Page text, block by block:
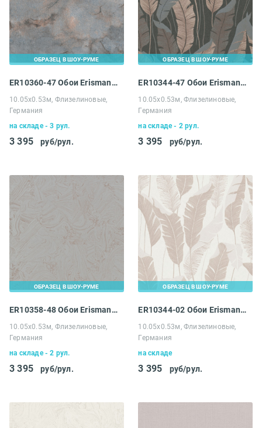
ОБРАЗЕЦ В ШОУ-РУМЕ
ER10360-47 Обои Erismann 4 Earth Melissa
10.05х0.53м, Флизелиновые,
Германия
на складе - 3 рул.
3 395 руб/рул.
ОБРАЗЕЦ В ШОУ-РУМЕ
ER10344-47 Обои Erismann 4 Earth Melissa
10.05х0.53м, Флизелиновые,
Германия
на складе - 2 рул.
3 395 руб/рул.
ОБРАЗЕЦ В ШОУ-РУМЕ
ER10358-48 Обои Erismann 4 Earth Melissa
10.05х0.53м, Флизелиновые,
Германия
на складе - 2 рул.
3 395 руб/рул.
ОБРАЗЕЦ В ШОУ-РУМЕ
ER10344-02 Обои Erismann 4 Earth Melissa
10.05х0.53м, Флизелиновые,
Германия
на складе
3 395 руб/рул.